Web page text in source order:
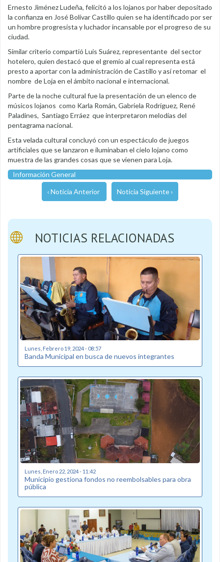
Ernesto Jiménez Ludeña, felicitó a los lojanos por haber depositado
la confianza en José Bolívar Castillo quien se ha identificado por ser
un hombre progresista y luchador incansable por el progreso de su
ciudad.
Similar criterio compartió Luis Suárez, representante del sector
hotelero, quien destacó que el gremio al cual representa está
presto a aportar con la administración de Castillo y así retomar el
nombre de Loja en el ámbito nacional e internacional.
Parte de la noche cultural fue la presentación de un elenco de
músicos lojanos como Karla Román, Gabriela Rodríguez, René
Paladines, Santiago Erráez que interpretaron melodías del
pentagrama nacional.
Esta velada cultural concluyó con un espectáculo de juegos
artificiales que se lanzaron e iluminaban el cielo lojano como
muestra de las grandes cosas que se vienen para Loja.
Información General
‹ Noticia Anterior Noticia Siguiente ›
NOTICIAS RELACIONADAS
Lunes, Febrero 19, 2024 - 08:57
Banda Municipal en busca de nuevos integrantes
Lunes, Enero 22, 2024 - 11:42
Municipio gestiona fondos no reembolsables para obra
pública